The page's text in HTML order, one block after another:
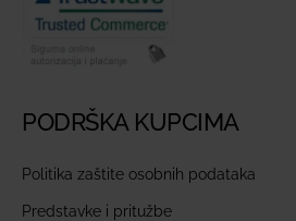
PODRŠKA KUPCIMA
Politika zaštite osobnih podataka
Predstavke i pritužbe